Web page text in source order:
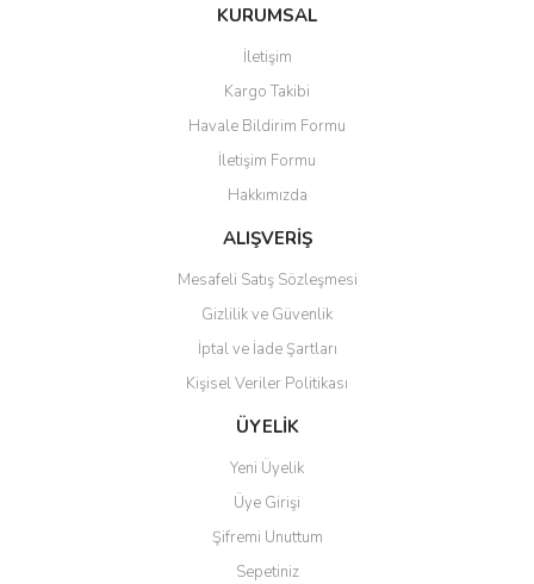
Görüş ve önerileriniz için teşekkür ederiz.
Ürün resmi kalitesiz, bozuk veya görüntülenemiyor.
Ürün açıklamasında eksik bilgiler bulunuyor.
Ürün bilgilerinde hatalar bulunuyor.
Gönder
KURUMSAL
İletişim
Kargo Takibi
Havale Bildirim Formu
İletişim Formu
Hakkımızda
ALIŞVERİŞ
Mesafeli Satış Sözleşmesi
Gizlilik ve Güvenlik
İptal ve İade Şartları
Kişisel Veriler Politikası
ÜYELİK
Yeni Üyelik
Üye Girişi
Şifremi Unuttum
Sepetiniz